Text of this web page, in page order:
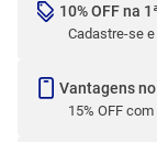
10% OFF na
Cadastre-se
Vantagens
15% OFF